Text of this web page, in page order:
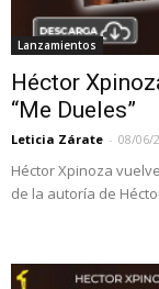
Lanzamientos
Héctor
“Me Dueles”
Leticia Zárate - 08/06/
Héctor Xpinoza
de la autoría de